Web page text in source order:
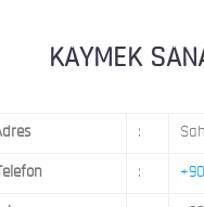
KAYMEK
:
Telefon :